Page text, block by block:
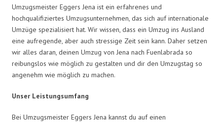
Umzugsmeister Eggers Jena ist ein erfahrenes und
hochqualifiziertes Umzugsunternehmen, das sich auf internationale
Umzüge spezialisiert hat. Wir wissen, dass ein Umzug ins Ausland
eine aufregende, aber auch stressige Zeit sein kann. Daher setzen
wir alles daran, deinen Umzug von Jena nach Fuenlabrada so
reibungslos wie möglich zu gestalten und dir den Umzugstag so
angenehm wie möglich zu machen.
Unser Leistungsumfang
Bei Umzugsmeister Eggers Jena kannst du auf einen